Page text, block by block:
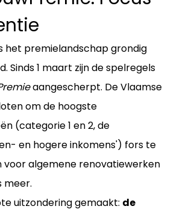
het premielandschap grondig
Sinds 1 maart zijn de spelregels
aangescherpt. De Vlaamse
om de hoogste
(categorie 1 en 2, de
en hogere inkomens') fors te
voor algemene renovatiewerken
meer.
uitzondering gemaakt: de